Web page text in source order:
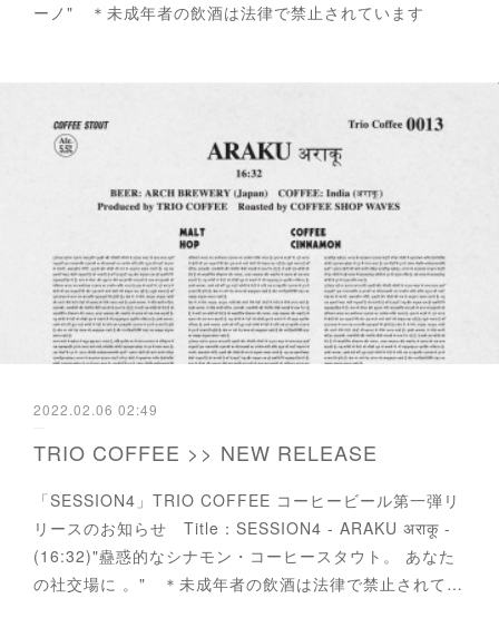
ーノ" ＊未成年者の飲酒は法律で禁止されています
2022.02.06 02:49
TRIO COFFEE >> NEW RELEASE
「SESSION4」TRIO COFFEE コーヒービール第一弾リ
リースのお知らせ Title：SESSION4 - ARAKU अराकू -
(16:32)"蠱惑的なシナモン・コーヒースタウト。 あなた
の社交場に 。" ＊未成年者の飲酒は法律で禁止されて…